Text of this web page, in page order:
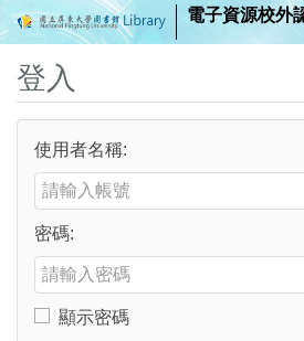
電子資源校外
登入
使用者名稱:
Enter your username or email address
密碼:
Enter your password
顯示密碼